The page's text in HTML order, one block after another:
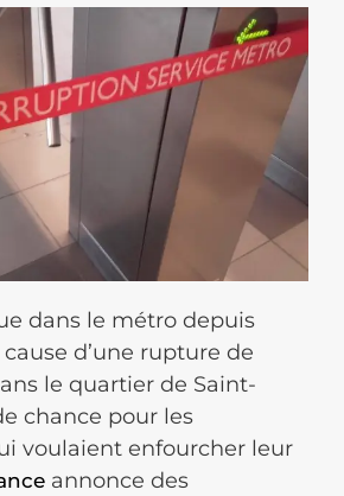
dans le métro depuis
d’une rupture de
le quartier de Saint-
chance pour les
voulaient enfourcher leur
annonce des